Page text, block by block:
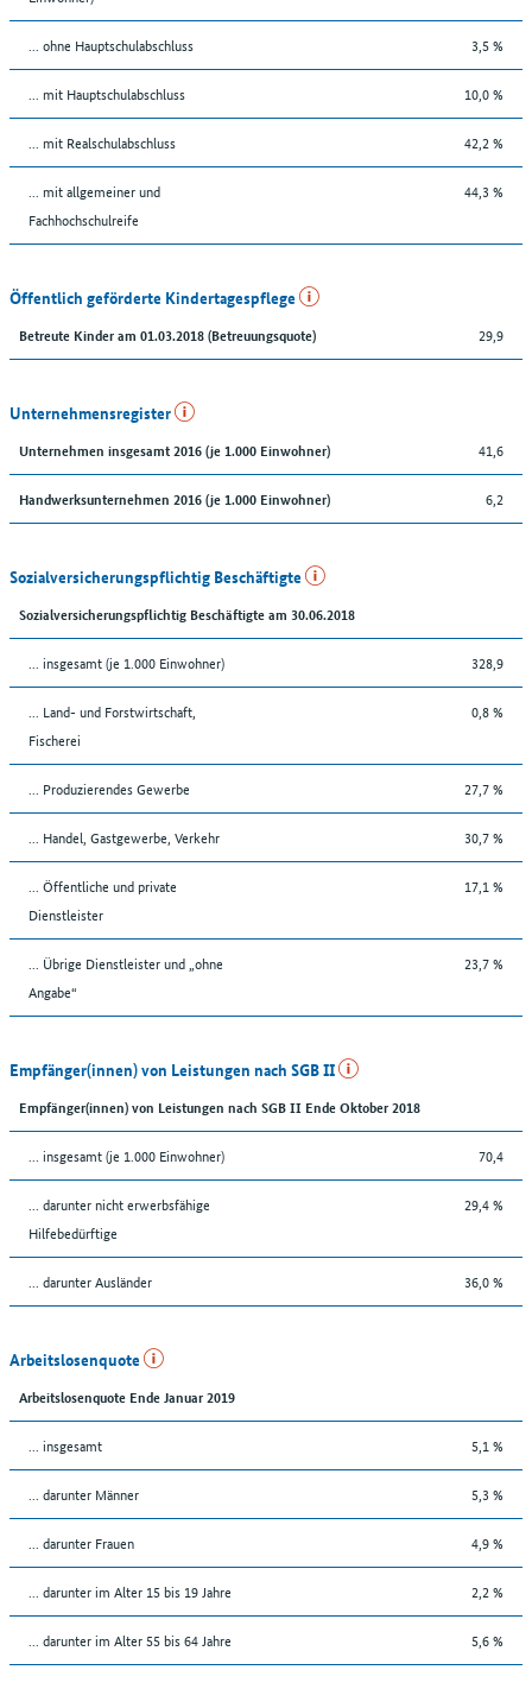
... ohne Hauptschulabschluss 3,5 %
... mit Hauptschulabschluss 10,0 %
... mit Realschulabschluss 42,2 %
... mit allgemeiner und
Fachhochschulreife
44,3 %
Öffentlich geförderte Kindertagespflege
Betreute Kinder am 01.03.2018 (Betreuungsquote) 29,9
Unternehmensregister
Unternehmen insgesamt 2016 (je 1.000 Einwohner) 41,6
Handwerksunternehmen 2016 (je 1.000 Einwohner) 6,2
Sozialversicherungspflichtig Beschäftigte
Sozialversicherungspflichtig Beschäftigte am 30.06.2018
... insgesamt (je 1.000 Einwohner) 328,9
... Land- und Forstwirtschaft,
Fischerei
0,8 %
... Produzierendes Gewerbe 27,7 %
... Handel, Gastgewerbe, Verkehr 30,7 %
... Öffentliche und private
Dienstleister
17,1 %
... Übrige Dienstleister und „ohne
Angabe“
23,7 %
Empfänger(innen) von Leistungen nach SGB II
Empfänger(innen) von Leistungen nach SGB II Ende Oktober 2018
... insgesamt (je 1.000 Einwohner) 70,4
... darunter nicht erwerbsfähige
Hilfebedürftige
29,4 %
... darunter Ausländer 36,0 %
Arbeitslosenquote
Arbeitslosenquote Ende Januar 2019
... insgesamt 5,1 %
... darunter Männer 5,3 %
... darunter Frauen 4,9 %
... darunter im Alter 15 bis 19 Jahre 2,2 %
... darunter im Alter 55 bis 64 Jahre 5,6 %